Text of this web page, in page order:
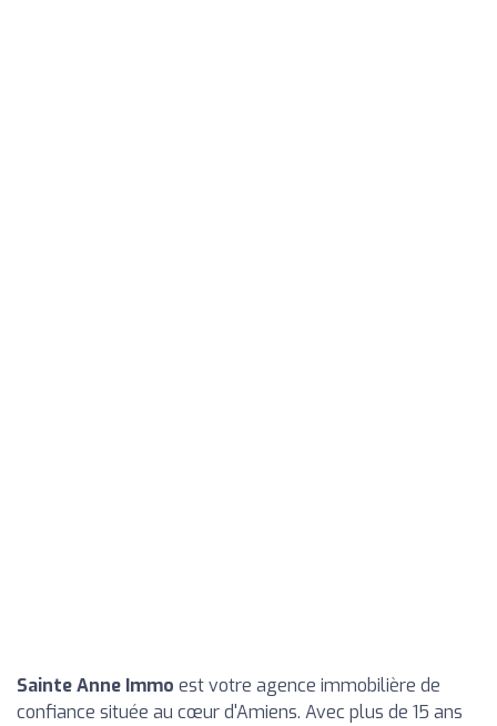
Sainte Anne Immo est votre agence immobilière de
confiance située au cœur d'Amiens. Avec plus de 15 ans